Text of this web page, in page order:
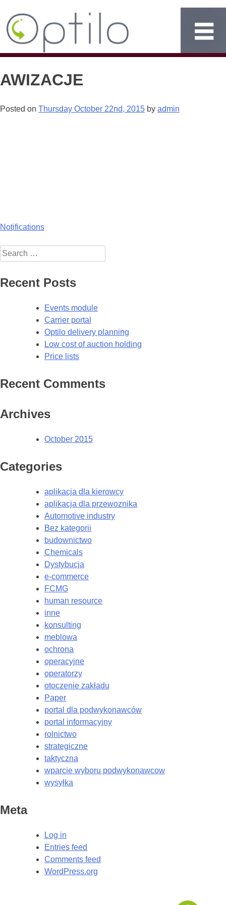
AWIZACJE
Posted on Thursday October 22nd, 2015 by admin
Post
navigation
Notifications
Search
for:
Recent Posts
Events module
Carrier portal
Optilo delivery planning
Low cost of auction holding
Price lists
Recent Comments
Archives
October 2015
Categories
aplikacja dla kierowcy
aplikacja dla przewoznika
Automotive industry
Bez kategorii
budownictwo
Chemicals
Dystybucja
e-commerce
FCMG
human resource
inne
konsulting
meblowa
ochrona
operacyjne
operatorzy
otoczenie zakładu
Paper
portal dla podwykonawców
portal informacyjny
rolnictwo
strategiczne
taktyczna
wparcie wyboru podwykonawcow
wysyłka
Meta
Log in
Entries feed
Comments feed
WordPress.org